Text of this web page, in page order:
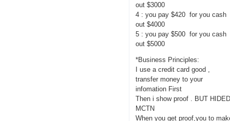
out $3000
4 : you pay $420 for you cash
out $4000
5 : you pay $500 for you cash
out $5000
*Business Principles:
I use a credit card good ,
transfer money to your
infomation First
Then i show proof . BUT
MCTN
When you get proof,you to